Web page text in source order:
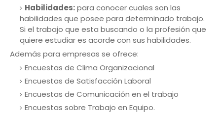
Habilidades:para conocer cuales son las
habilidades que posee para determinado trabajo.
Si el trabajo que esta buscando o la profesión que
quiere estudiar es acorde con sus habilidades.
Además para empresas se ofrece:
Encuestas de Clima Organizacional
Encuestas de Satisfacción Laboral
Encuestas de Comunicación en el trabajo
Encuestas sobre Trabajo en Equipo.